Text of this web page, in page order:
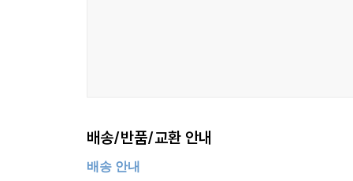
배송/반품/교환 안내
배송 안내